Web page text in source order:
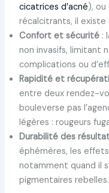
cicatrices d’acné), ou
récalcitrants, il existe
Confort et sécurité:
non invasifs, limitant
complications ou
Rapidité et
entre deux rendez-
bouleverse pas
légères : rougeurs
Durabilité des
éphémères, les
notamment quand il
pigmentaires rebelles.